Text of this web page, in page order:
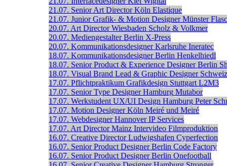
21.07. Senior Art Director Köln Elastique
21.07. Junior Grafik- & Motion Designer Münster
20.07. Art Director Wiesbaden Scholz & Volkmer
20.07. Mediengestalter Berlin X-Press
20.07. Kommunikationsdesigner Karlsruhe Ineratec
18.07. Kommunikationsdesigner Berlin Henkelhiedl
18.07. Senior Product & Experience Designer Berlin
18.07. Visual Brand Lead & Graphic Designer Schweiz
17.07. Pflichtpraktikum Grafikdesign Stuttgart L2M3
17.07. Senior Type Designer Hamburg Mutabor
17.07. Werkstudent UX/UI Design Hamburg Peter
17.07. Motion Designer Köln Meiré und Meiré
17.07. Webdesigner Hannover IP Services
17.07. Art Director Mainz Intervideo Filmproduktion
16.07. Creative Director Ludwigshafen Cyperfection
16.07. Senior Product Designer Berlin Code Factory
16.07. Senior Product Designer Berlin Onefootball